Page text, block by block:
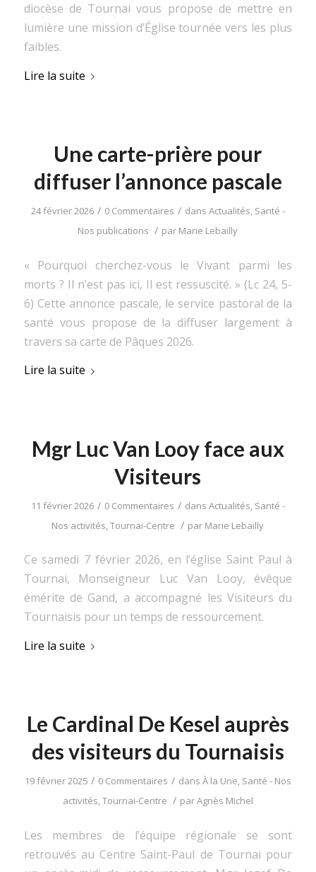
diocèse de Tournai vous propose de mettre en
lumière une mission d’Église tournée vers les plus
faibles.
Lire la suite
Une carte-prière pour
diffuser l’annonce pascale
24 février 2026 / 0 Commentaires / dans Actualités, Santé -
Nos publications / par Marie Lebailly
« Pourquoi cherchez-vous le Vivant parmi les
morts ? Il n’est pas ici, Il est ressuscité. » (Lc 24, 5-
6) Cette annonce pascale, le service pastoral de la
santé vous propose de la diffuser largement à
travers sa carte de Pâques 2026.
Lire la suite
Mgr Luc Van Looy face aux
Visiteurs
11 février 2026 / 0 Commentaires / dans Actualités Santé -
Nos activités ,Tournai-Centre / par Marie Lebailly
Ce samedi 7 février 2026, en l’église Saint Paul à
Tournai, Monseigneur Luc Van Looy, évêque
émérite de Gand, a accompagné les Visiteurs du
Tournaisis pour un temps de ressourcement.
Lire la suite
Le Cardinal De Kesel auprès
des visiteurs du Tournaisis
19 février 2025 / 0 Commentaires / dans À la Une, Santé - Nos
activités,Tournai-Centre / parAgnès Michel
Les membres de l’équipe régionale se sont
retrouvés au Centre Saint-Paul de Tournai pour